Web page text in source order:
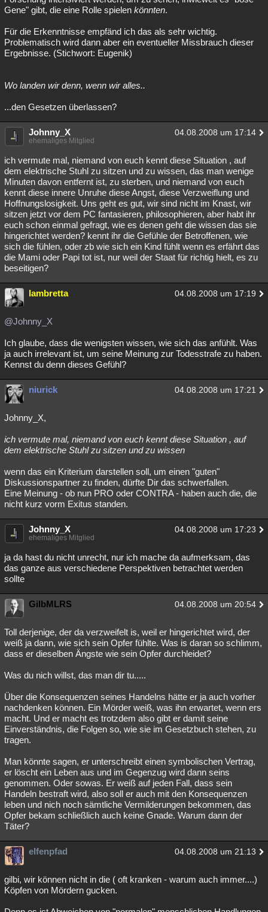
Gene" gibt, die eine Rolle spielen könnten.
Für die Erkenntnisse empfänd ich das als sehr wichtig.
Problematisch wird dann aber ein eventueller Missbrauch dieser
Ergebnisse. (Stichwort: Eugenik)
Wo landen wir denn, wenn wir alles..
...den Gesetzen überlassen?
Johnny_X 04.08.2008 um 17:14
ehemaliges Mitglied
ich vermute mal, niemand von euch kennt diese Situation , auf
dem elektrische Stuhl zu sitzen und zu wissen, das man wenige
Minuten davon entfernt ist, zu sterben, und niemand von euch
kennt diese innere Unruhe diese Angst, diese Verzweiflung und
Hoffnungslosigkeit. Uns geht es gut, wir sind nicht im Knast, wir
sitzen jetzt vor dem PC fantasieren, philosophieren, aber habt ihr
euch schon einmal gefragt, wie es denen geht die wissen das sie
hingerichtet werden? kennt ihr die Gefühle der Betroffenen, wie
sich die fühlen, oder zb wie sich ein Kind fühlt wenn es erfährt das
die Mami oder Papi tot ist, nur weil der Staat für richtig hielt, es zu
beseitigen?
lambretta 04.08.2008 um 17:19
@Johnny_X
Ich glaube, dass die wenigsten wissen, wie sich das anfühlt. Was
ja auch irrelevant ist, um seine Meinung zur Todesstrafe zu haben.
Kennst du denn dieses Gefühl?
niurick 04.08.2008 um 17:21
Johnny_X,
ich vermute mal, niemand von euch kennt diese Situation , auf
dem elektrische Stuhl zu sitzen und zu wissen
wenn das ein Kriterium darstellen soll, um einen "guten"
Diskussionspartner zu finden, dürfte Dir das schwerfallen.
Eine Meinung - ob nun PRO oder CONTRA - haben auch die, die
nicht kurz vorm Exitus standen.
Johnny_X 04.08.2008 um 17:23
ehemaliges Mitglied
ja da hast du nicht unrecht, nur ich mache da aufmerksam, das
das ganze aus verschiedene Perspektiven betrachtet werden
sollte
GilbMLRS 04.08.2008 um 20:54
Toll derjenige, der da verzweifelt is, weil er hingerichtet wird, der
weiß ja dann, wie sich sein Opfer fühlte. Was is daran so schlimm,
dass er dieselben Ängste wie sein Opfer durchleidet?
Was du nich willst, das man dir tu.....
Über die Konsequenzen seines Handelns hätte er ja auch vorher
nachdenken können. Ein Mörder weiß, was ihn erwartet, wenn ers
macht. Und er macht es trotzdem also gibt er damit seine
Einverständnis, die Folgen so, wie sie im Gesetzbuch stehen, zu
tragen.
Man könnte sagen, er unterschreibt einen symbolischen Vertrag,
er löscht ein Leben aus und im Gegenzug wird dann seins
genommen. Oder sowas. Er weiß auf jeden Fall, dass sein
Handeln bestraft wird, also soll er auch mit den Konsequenzen
leben und nich noch sämtliche Vermilderungen bekommen, das
Opfer bekam schließlich auch keine Gnade. Warum dann der
Täter?
elfenpfad 04.08.2008 um 21:13
gilbi, wir können nicht in die ( oft kranken - warum auch immer....)
Köpfen von Mördern gucken.